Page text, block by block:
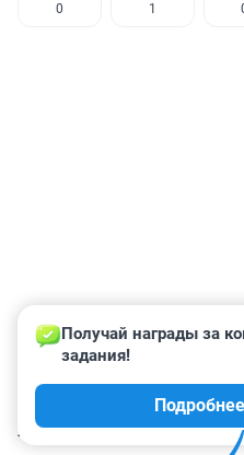
0 1
КОММЕНТАРИИ 5
Получай награды за
задания!